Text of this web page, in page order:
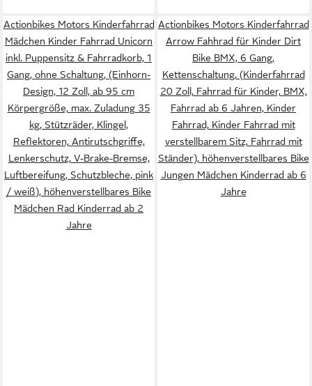
Actionbikes Motors Kinderfahrrad
Mädchen Kinder Fahrrad Unicorn
inkl. Puppensitz & Fahrradkorb, 1
Gang, ohne Schaltung, (Einhorn-
Design, 12 Zoll, ab 95 cm
Körpergröße, max. Zuladung 35
kg, Stützräder, Klingel,
Reflektoren, Antirutschgriffe,
Lenkerschutz, V-Brake-Bremse,
Luftbereifung, Schutzbleche, pink
/ weiß), höhenverstellbares Bike
Mädchen Rad Kinderrad ab 2
Jahre
Actionbikes Motors Kinderfahrrad
Arrow Fahhrad für Kinder Dirt
Bike BMX, 6 Gang,
Kettenschaltung, (Kinderfahrrad
20 Zoll, Fahrrad für Kinder, BMX,
Fahrrad ab 6 Jahren, Kinder
Fahrrad, Kinder Fahrrad mit
verstellbarem Sitz, Fahrrad mit
Ständer), höhenverstellbares Bike
Jungen Mädchen Kinderrad ab 6
Jahre